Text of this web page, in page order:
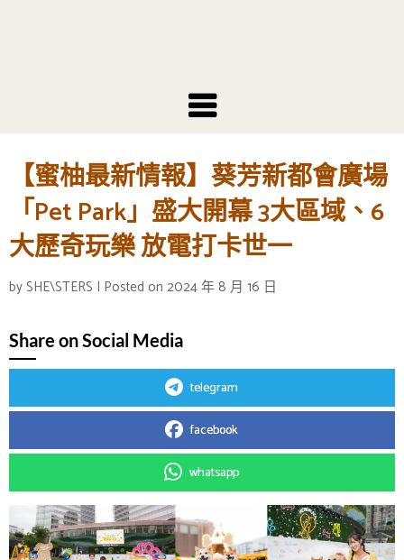
【蜜柚最新情報】葵芳新都會廣場
「Pet Park」盛大開幕 3大區域、6
大歷奇玩樂 放電打卡世一
by SHE\STERS | Posted on 2024 年 8 月 16 日
Share on Social Media
telegram
facebook
whatsapp